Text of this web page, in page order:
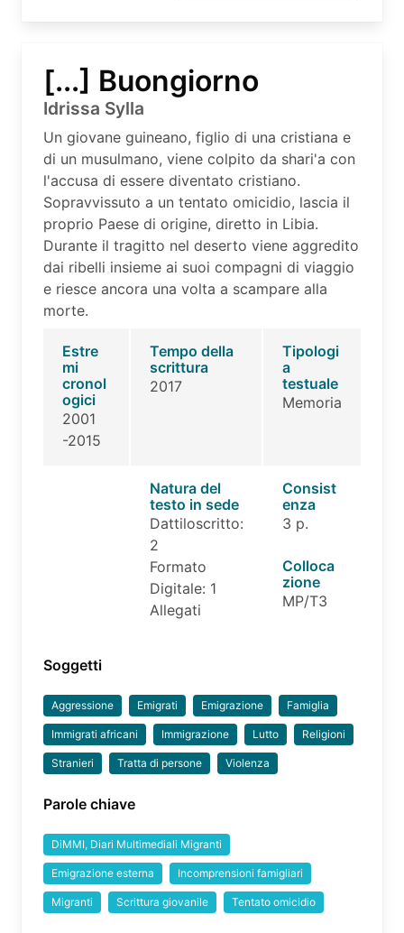
[...] Buongiorno
Idrissa Sylla
Un giovane guineano, figlio di una cristiana e
di un musulmano, viene colpito da shari'a con
l'accusa di essere diventato cristiano.
Sopravvissuto a un tentato omicidio, lascia il
proprio Paese di origine, diretto in Libia.
Durante il tragitto nel deserto viene aggredito
dai ribelli insieme ai suoi compagni di viaggio
e riesce ancora una volta a scampare alla
morte.
Estre
mi
cronol
ogici
2001
-2015
Tempo della
scrittura
2017
Tipologi
a
testuale
Memoria
Natura del
testo in sede
Dattiloscritto:
2
Formato
Digitale: 1
Allegati
Consist
enza
3 p.
Colloca
zione
MP/T3
Soggetti
Aggressione Emigrati Emigrazione Famiglia
Immigrati africani Immigrazione Lutto Religioni
Stranieri Tratta di persone Violenza
Parole chiave
DiMMI, Diari Multimediali Migranti
Emigrazione esterna Incomprensioni famigliari
Migranti Scrittura giovanile Tentato omicidio